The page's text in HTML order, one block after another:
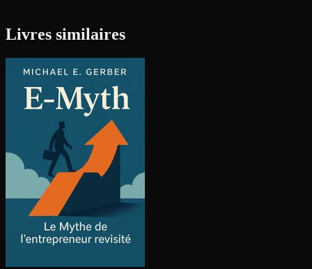
Livres similaires